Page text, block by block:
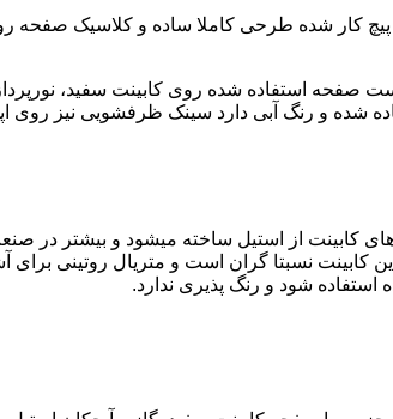
کار شده طرحی کاملا ساده و کلاسیک صفحه
صفحه استفاده شده روی کابینت سفید،
شده و رنگ آبی دارد سینک ظرفشویی نیز روی
کابینت از استیل ساخته میشود و بیشتر در
کابینت نسبتا گران است و متریال روتینی برای
استفاده شود و رنگ پذیری ندارد.